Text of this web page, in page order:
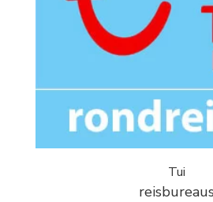
Tui
reisbureaus